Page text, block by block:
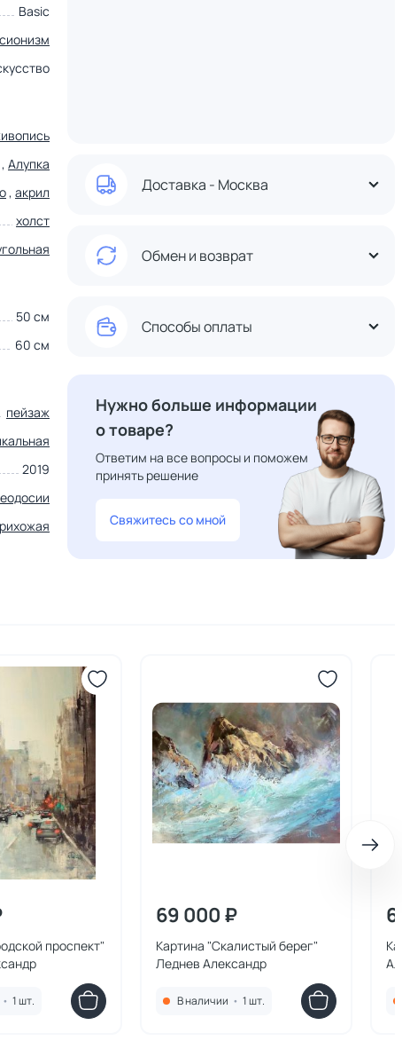
Basic
, Алупка
, акрил
холст
50 см
60 см
пейзаж
2019
Доставка - Москва
Обмен и возврат
Способы оплаты
Нужно больше информации
о товаре?
Ответим на все вопросы и поможем
принять решение
Свяжитесь со мной
проспект"
• 1 шт.
69 000 ₽
Картина "Скалистый берег"
Леднев Александр
В наличии • 1 шт.